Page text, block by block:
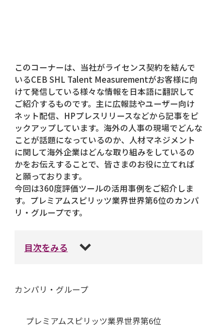
このコーナーは、当社がライセンス契約を結んで
いるCEB SHL Talent Measurementがお客様に向
けて発信している様々な情報を日本語に翻訳して
ご紹介するものです。主に広報誌やユーザー向け
ネット配信、HPプレスリリースなどから記事をピ
ックアップしています。海外の人事の現場でどんな
ことが話題になっているのか、人材マネジメント
に関して海外企業はどんな取り組みをしているの
かをお伝えすることで、皆さまのお役に立てれば
と願っております。
今回は360度評価ツールの活用事例をご紹介しま
す。プレミアムスピリッツ業界世界第6位のカンパ
リ・グループです。
目次をみる
カンパリ・グループ
プレミアムスピリッツ業界世界第6位